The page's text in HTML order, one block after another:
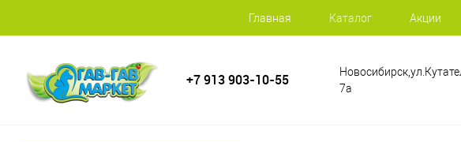
Главная Каталог Акции
+7 913 903-10-55
7а